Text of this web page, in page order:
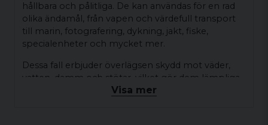
hållbara och pålitliga. De kan användas för en rad
olika ändamål, från vapen och värdefull transport
till marin, fotografering, dykning, jakt, fiske,
specialenheter och mycket mer.
Dessa fall erbjuder överlägsen skydd mot väder,
vatten, damm och stötar, vilket gör dem lämpliga
för en mängd olika sektorer och tillämpningar.
Visa mer